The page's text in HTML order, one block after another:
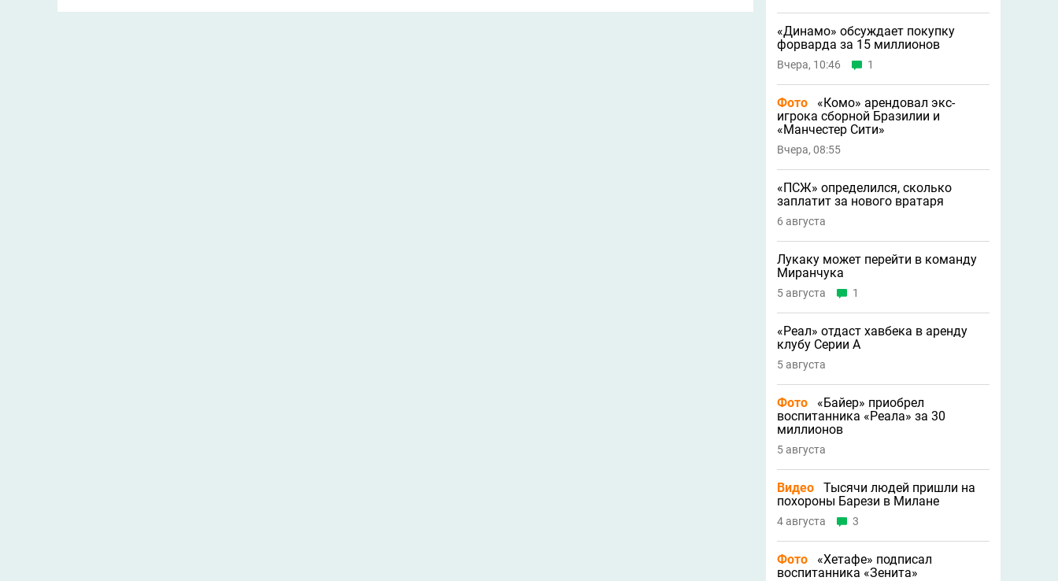
«Динамо» обсуждает покупку
форварда за 15 миллионов
Вчера, 10:46 1
Фото
«Комо» арендовал экс-
игрока сборной Бразилии и
«Манчестер Сити»
Вчера, 08:55
«ПСЖ» определился, сколько
заплатит за нового вратаря
6 августа
Лукаку может перейти в команду
Миранчука
5 августа 1
«Реал» отдаст хавбека в аренду
клубу Серии A
5 августа
Фото
«Байер» приобрел
воспитанника «Реала» за 30
миллионов
5 августа
Видео
Тысячи людей пришли на
похороны Барези в Милане
4 августа 3
Фото
«Хетафе» подписал
воспитанника «Зенита»